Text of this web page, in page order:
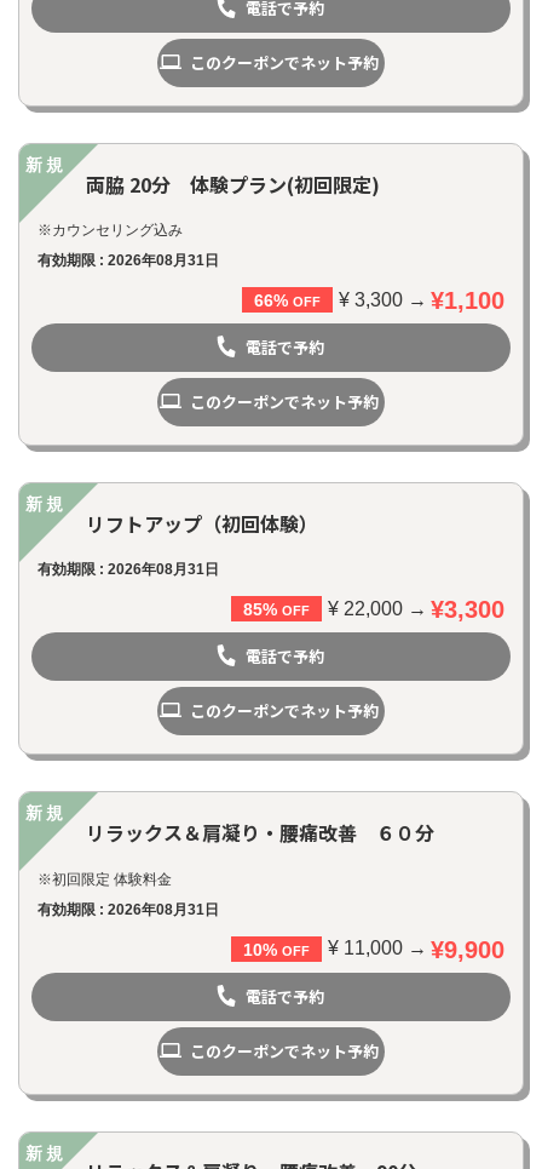
電話で予約
このクーポンでネット予約
新規
両脇 20分 体験プラン(初回限定)
※カウンセリング込み
有効期限 : 2026年08月31日
66% OFF ¥ 3,300 → ¥1,100
電話で予約
このクーポンでネット予約
新規
リフトアップ（初回体験）
有効期限 : 2026年08月31日
85% OFF ¥ 22,000 → ¥3,300
電話で予約
このクーポンでネット予約
新規
リラックス＆肩凝り・腰痛改善 ６０分
※初回限定 体験料金
有効期限 : 2026年08月31日
10% OFF ¥ 11,000 → ¥9,900
電話で予約
このクーポンでネット予約
新規